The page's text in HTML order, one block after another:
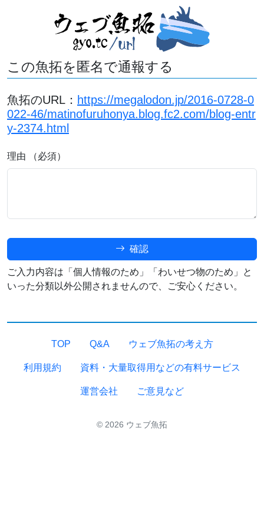
この魚拓を匿名で通報する
魚拓のURL： https://megalodon.jp/2016-0728-0
022-46/matinofuruhonya.blog.fc2.com/blog-entr
y-2374.html
理由 （必須）
確認
ご入力内容は「個人情報のため」「わいせつ物のため」と
いった分類以外公開されませんので、ご安心ください。
TOP Q&A ウェブ魚拓の考え方
利用規約 資料・大量取得用などの有料サービス
運営会社 ご意見など
© 2026 ウェブ魚拓